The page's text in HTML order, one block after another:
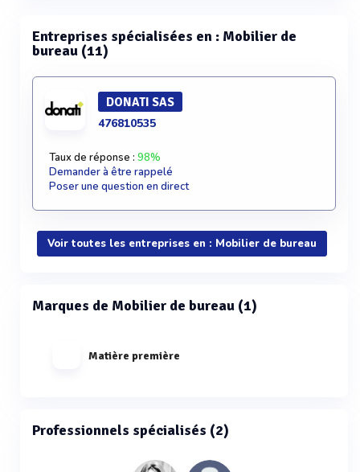
Entreprises spécialisées en : Mobilier de
bureau (11)
DONATI SAS
476810535
Taux de réponse : 98%
Demander à être rappelé
Poser une question en direct
Voir toutes les entreprises en : Mobilier de bureau
Marques de Mobilier de bureau (1)
Matière première
Professionnels spécialisés (2)